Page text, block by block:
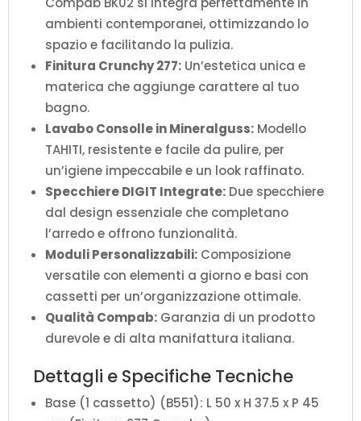
ambienti contemporanei, ottimizzando lo
spazio e facilitando la pulizia.
Finitura Crunchy 277: Un’estetica unica e
materica che aggiunge carattere al tuo
bagno.
Lavabo Consolle in Mineralguss: Modello
TAHITI, resistente e facile da pulire, per
un’igiene impeccabile e un look raffinato.
Specchiere DIGIT Integrate: Due specchiere
dal design essenziale che completano
l’arredo e offrono funzionalità.
Moduli Personalizzabili: Composizione
versatile con elementi a giorno e basi con
cassetti per un’organizzazione ottimale.
Qualità Compab: Garanzia di un prodotto
durevole e di alta manifattura italiana.
Dettagli e Specifiche Tecniche
Base (1 cassetto) (B551): L 50 x H 37.5 x P 45